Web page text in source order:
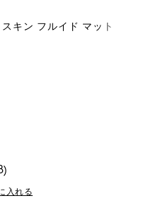
キン フルイド マット
入れる